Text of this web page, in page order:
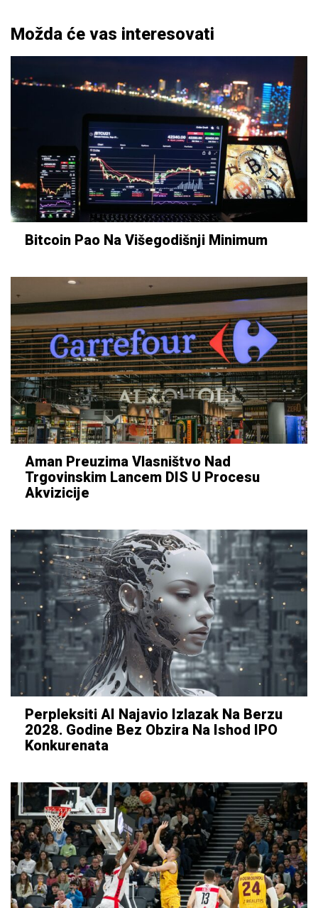
Možda će vas interesovati
Bitcoin Pao Na Višegodišnji Minimum
Aman Preuzima Vlasništvo Nad
Trgovinskim Lancem DIS U Procesu
Akvizicije
Perpleksiti AI Najavio Izlazak Na Berzu
2028. Godine Bez Obzira Na Ishod IPO
Konkurenata